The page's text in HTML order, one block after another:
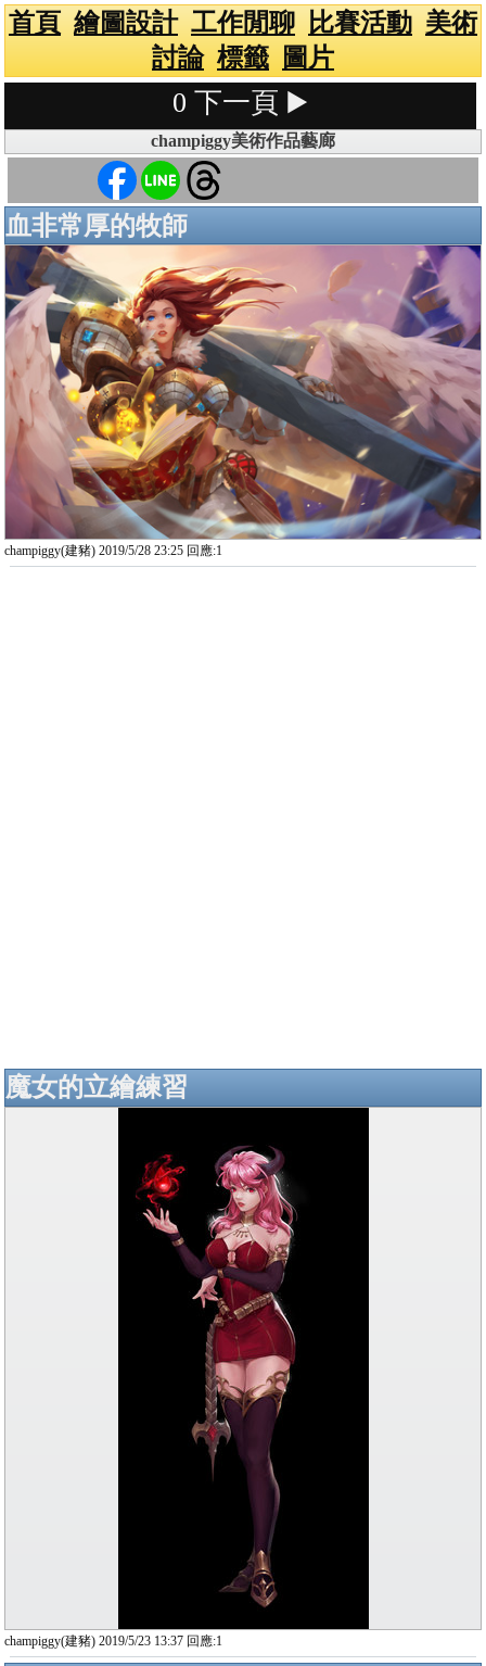
首頁 繪圖設計 工作閒聊 比賽活動 美術
討論 標籤 圖片
0 下一頁 ▶️
champiggy美術作品藝廊
血非常厚的牧師
champiggy(建豬) 2019/5/28 23:25 回應:1
魔女的立繪練習
champiggy(建豬) 2019/5/23 13:37 回應:1